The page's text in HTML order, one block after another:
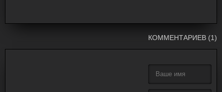
КОММЕНТАРИЕВ (1)